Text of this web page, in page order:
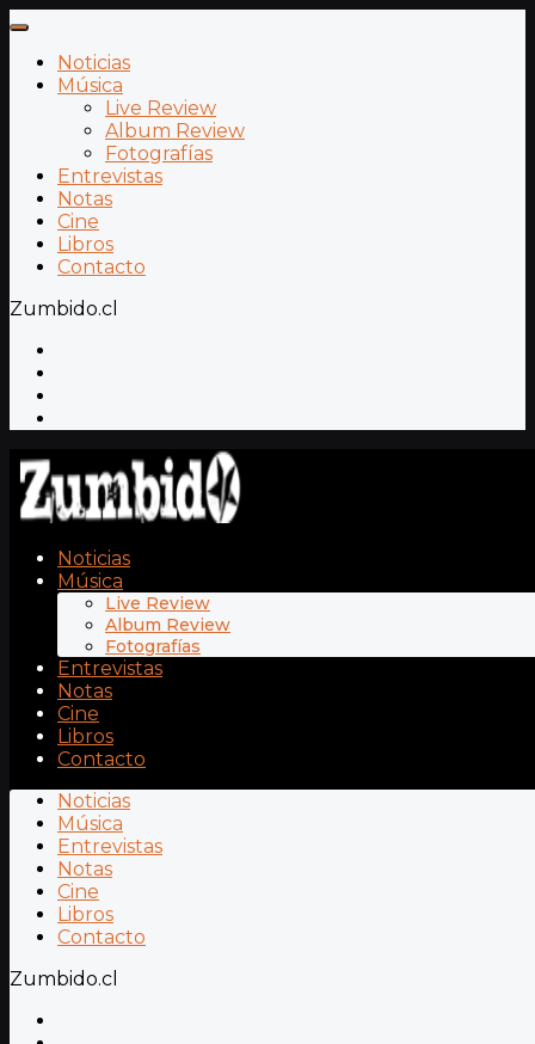
Noticias
Música
Live Review
Album Review
Fotografías
Entrevistas
Notas
Cine
Libros
Contacto
Zumbido.cl
Noticias
Música
Live Review
Album Review
Fotografías
Entrevistas
Notas
Cine
Libros
Contacto
Noticias
Música
Entrevistas
Notas
Cine
Libros
Contacto
Zumbido.cl